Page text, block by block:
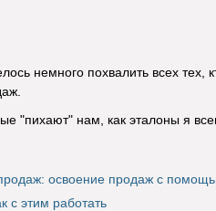
немного похвалить всех
"пихают" нам, как эталоны я
освоение продаж с
с этим работать